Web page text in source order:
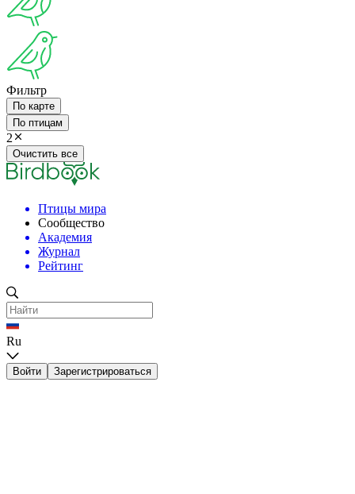
Фильтр
По карте
По птицам
2
Очистить все
Птицы мира
Сообщество
Академия
Журнал
Рейтинг
Ru
Войти Зарегистрироваться